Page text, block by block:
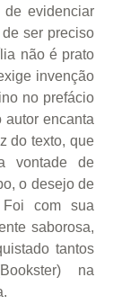
evidenciar
ser preciso
não é prato
invenção
no prefácio
autor encanta
do texto, que
vontade de
o desejo de
com sua
saborosa,
tantos
na